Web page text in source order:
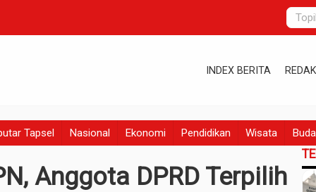
INDEX BERITA
Tapsel Nasional Ekonomi Pendidikan Wisata
Anggota DPRD Terpilih